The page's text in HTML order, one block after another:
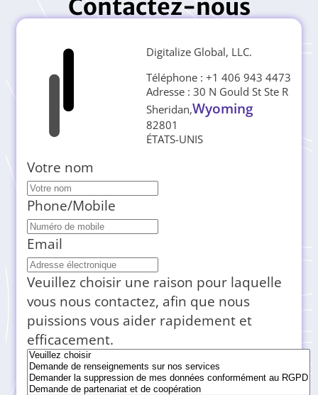
Contactez-nous
Digitalize Global, LLC.
Téléphone : +1 406 943 4473
Adresse : 30 N Gould St Ste R
Sheridan,Wyoming
82801
ÉTATS-UNIS
Votre nom
Phone/Mobile
Email
Veuillez choisir une raison pour laquelle
vous nous contactez, afin que nous
puissions vous aider rapidement et
efficacement.